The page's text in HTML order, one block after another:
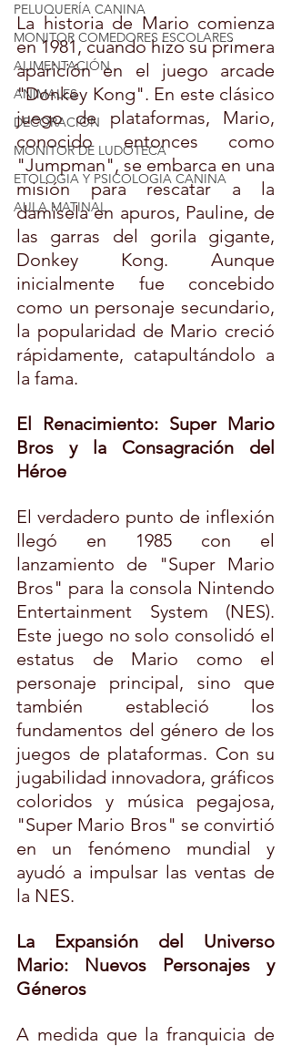
PELUQUERÍA CANINA
MONITOR COMEDORES ESCOLARES
ALIMENTACIÓN
ANIMALES
DECORACIÓN
MONITOR DE LUDOTECA
ETOLOGIA Y PSICOLOGIA CANINA
AULA MATINAL
La historia de Mario comienza
en 1981, cuando hizo su primera
aparición en el juego arcade
"Donkey Kong". En este clásico
juego de plataformas, Mario,
conocido entonces como
"Jumpman", se embarca en una
misión para rescatar a la
damisela en apuros, Pauline, de
las garras del gorila gigante,
Donkey Kong. Aunque
inicialmente fue concebido
como un personaje secundario,
la popularidad de Mario creció
rápidamente, catapultándolo a
la fama.
El Renacimiento: Super Mario
Bros y la Consagración del
Héroe
El verdadero punto de inflexión
llegó en 1985 con el
lanzamiento de "Super Mario
Bros" para la consola Nintendo
Entertainment System (NES).
Este juego no solo consolidó el
estatus de Mario como el
personaje principal, sino que
también estableció los
fundamentos del género de los
juegos de plataformas. Con su
jugabilidad innovadora, gráficos
coloridos y música pegajosa,
"Super Mario Bros" se convirtió
en un fenómeno mundial y
ayudó a impulsar las ventas de
la NES.
La Expansión del Universo
Mario: Nuevos Personajes y
Géneros
A medida que la franquicia de